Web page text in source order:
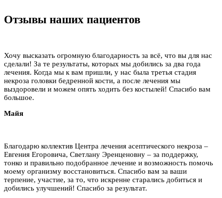
Отзывы наших пациентов
Хочу высказать огромную благодарность за всё, что вы для нас
сделали! За те результаты, которых мы добились за два года
лечения. Когда мы к вам пришли, у нас была третья стадия
некроза головки бедренной кости, а после лечения мы
выздоровели и можем опять ходить без костылей! Спасибо вам
большое.
Майя
Благодарю коллектив Центра лечения асептического некроза –
Евгения Егоровича, Светлану Эренценовну – за поддержку,
тонко и правильно подобранное лечение и возможность помочь
моему организму восстановиться. Спасибо вам за ваши
терпение, участие, за то, что искренне старались добиться и
добились улучшений! Спасибо за результат.